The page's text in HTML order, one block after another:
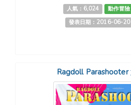
人氣：6,024 動作冒險
發表日期：2016-06-
Ragdoll Parashooter